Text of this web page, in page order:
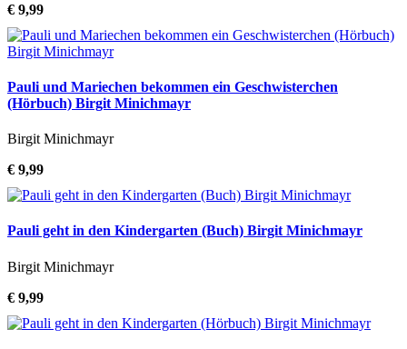
€ 9,99
Pauli und Mariechen bekommen ein Geschwisterchen
(Hörbuch) Birgit Minichmayr
Birgit Minichmayr
€ 9,99
Pauli geht in den Kindergarten (Buch) Birgit Minichmayr
Birgit Minichmayr
€ 9,99